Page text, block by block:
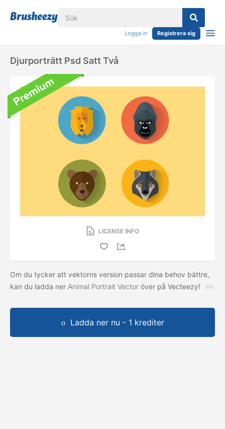
Logga in Registrera sig
Djurporträtt Psd Satt Två
LICENSE INFO
Om du tycker att vektorns version passar dina behov bättre,
kan du ladda ner Animal Portrait Vector över på Vecteezy!
Ladda ner nu - 1 krediter